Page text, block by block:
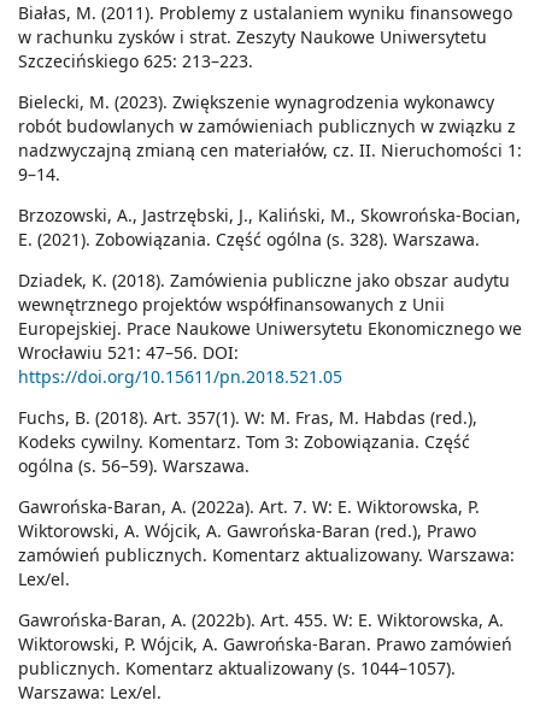
Białas, M. (2011). Problemy z ustalaniem wyniku finansowego
w rachunku zysków i strat. Zeszyty Naukowe Uniwersytetu
Szczecińskiego 625: 213–223.
Bielecki, M. (2023). Zwiększenie wynagrodzenia wykonawcy
robót budowlanych w zamówieniach publicznych w związku z
nadzwyczajną zmianą cen materiałów, cz. II. Nieruchomości 1:
9–14.
Brzozowski, A., Jastrzębski, J., Kaliński, M., Skowrońska-Bocian,
E. (2021). Zobowiązania. Część ogólna (s. 328). Warszawa.
Dziadek, K. (2018). Zamówienia publiczne jako obszar audytu
wewnętrznego projektów współfinansowanych z Unii
Europejskiej. Prace Naukowe Uniwersytetu Ekonomicznego we
Wrocławiu 521: 47–56. DOI:
https://doi.org/10.15611/pn.2018.521.05
Fuchs, B. (2018). Art. 357(1). W: M. Fras, M. Habdas (red.),
Kodeks cywilny. Komentarz. Tom 3: Zobowiązania. Część
ogólna (s. 56–59). Warszawa.
Gawrońska-Baran, A. (2022a). Art. 7. W: E. Wiktorowska, P.
Wiktorowski, A. Wójcik, A. Gawrońska-Baran (red.), Prawo
zamówień publicznych. Komentarz aktualizowany. Warszawa:
Lex/el.
Gawrońska-Baran, A. (2022b). Art. 455. W: E. Wiktorowska, A.
Wiktorowski, P. Wójcik, A. Gawrońska-Baran. Prawo zamówień
publicznych. Komentarz aktualizowany (s. 1044–1057).
Warszawa: Lex/el.